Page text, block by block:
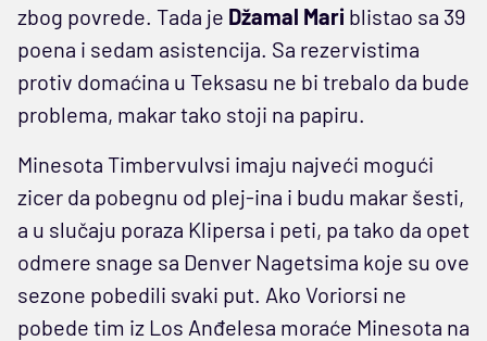
zbog povrede. Tada je Džamal Mari blistao sa 39
poena i sedam asistencija. Sa rezervistima
protiv domaćina u Teksasu ne bi trebalo da bude
problema, makar tako stoji na papiru.
Minesota Timbervulvsi imaju najveći mogući
zicer da pobegnu od plej-ina i budu makar šesti,
a u slučaju poraza Klipersa i peti, pa tako da opet
odmere snage sa Denver Nagetsima koje su ove
sezone pobedili svaki put. Ako Voriorsi ne
pobede tim iz Los Anđelesa moraće Minesota na